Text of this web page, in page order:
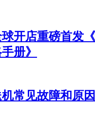
开店重磅首发
册》
常见故障和原因